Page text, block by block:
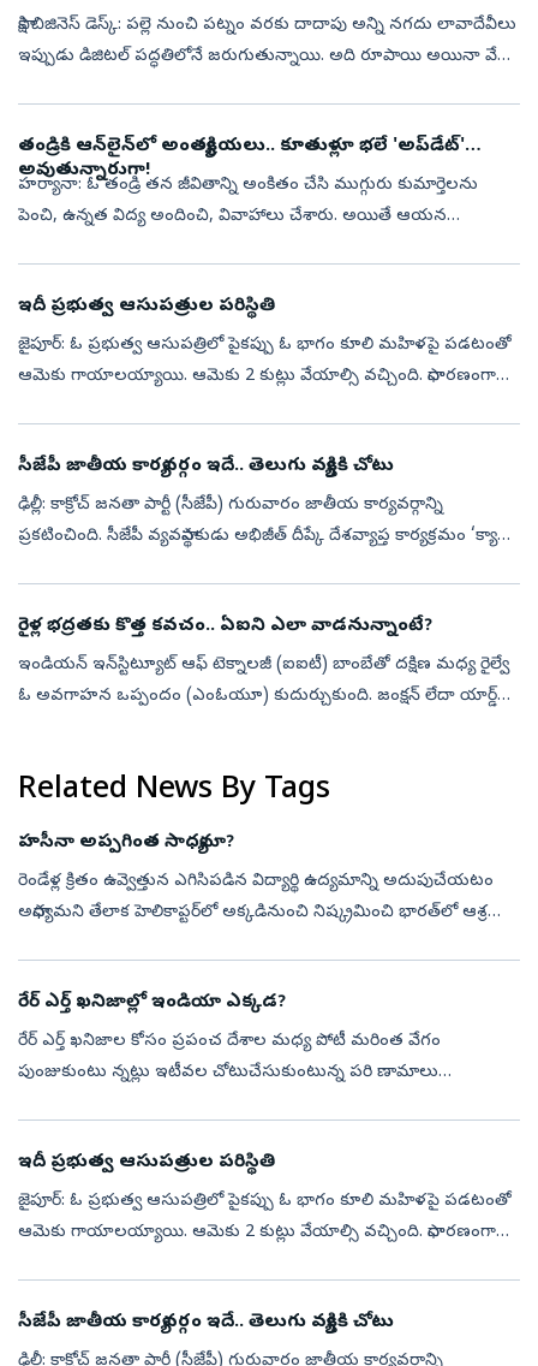
సాక్షి బిజినెస్‌ డెస్క్‌: పల్లె నుంచి పట్నం వరకు దాదాపు అన్ని నగదు లావాదేవీలు
ఇప్పుడు డిజిటల్‌ పద్ధతిలోనే జరుగుతున్నాయి. అది రూపాయి అయినా వేల
తండ్రికి ఆన్‌లైన్‌లో అంత్యక్రియలు.. కూతుళ్లూ భలే 'అప్‌డేట్‌'
అవుతున్నారుగా!
హర్యానా: ఓ తండ్రి తన జీవితాన్ని అంకితం చేసి ముగ్గురు కుమార్తెలను
పెంచి, ఉన్నత విద్య అందించి, వివాహాలు చేశారు. అయితే ఆయన
ఇదీ ప్రభుత్వ ఆసుపత్రుల పరిస్థితి
జైపూర్‌: ఓ ప్రభుత్వ ఆసుపత్రిలో పైకప్పు ఓ భాగం కూలి మహిళపై పడటంతో
ఆమెకు గాయాలయ్యాయి. ఆమెకు 2 కుట్లు వేయాల్సి వచ్చింది. సాధారణంగా
సీజేపీ జాతీయ కార్యవర్గం ఇదే.. తెలుగు వ్యక్తికి చోటు
ఢిల్లీ: కాక్రోచ్ జనతా పార్టీ (సీజేపీ) గురువారం జాతీయ కార్యవర్గాన్ని
ప్రకటించింది. సీజేపీ వ్యవస్థాపకుడు అభిజీత్ దీప్కే దేశవ్యాప్త కార్యక్రమం ‘క్యా
రైళ్ల భద్రతకు కొత్త కవచం.. ఏఐని ఎలా వాడనున్నాంటే?
ఇండియన్ ఇన్‌స్టిట్యూట్ ఆఫ్ టెక్నాలజీ (ఐఐటీ) బాంబేతో దక్షిణ మధ్య రైల్వే
ఓ అవగాహన ఒప్పందం (ఎంఓయూ) కుదుర్చుకుంది. జంక్షన్ లేదా యార్డ్
Related News By Tags
హసీనా అప్పగింత సాధ్యమా?
రెండేళ్ల క్రితం ఉవ్వెత్తున ఎగిసిపడిన విద్యార్థి ఉద్యమాన్ని అదుపుచేయటం
అసాధ్యమని తేలాక హెలికాప్టర్‌లో అక్కడినుంచి నిష్క్రమించి భారత్‌లో ఆశ్రయం
రేర్‌ ఎర్త్‌ ఖనిజాల్లో ఇండియా ఎక్కడ?
రేర్‌ ఎర్త్‌ ఖనిజాల కోసం ప్రపంచ దేశాల మధ్య పోటీ మరింత వేగం
పుంజుకుంటు న్నట్లు ఇటీవల చోటుచేసుకుంటున్న పరి ణామాలు
ఇదీ ప్రభుత్వ ఆసుపత్రుల పరిస్థితి
జైపూర్‌: ఓ ప్రభుత్వ ఆసుపత్రిలో పైకప్పు ఓ భాగం కూలి మహిళపై పడటంతో
ఆమెకు గాయాలయ్యాయి. ఆమెకు 2 కుట్లు వేయాల్సి వచ్చింది. సాధారణంగా
సీజేపీ జాతీయ కార్యవర్గం ఇదే.. తెలుగు వ్యక్తికి చోటు